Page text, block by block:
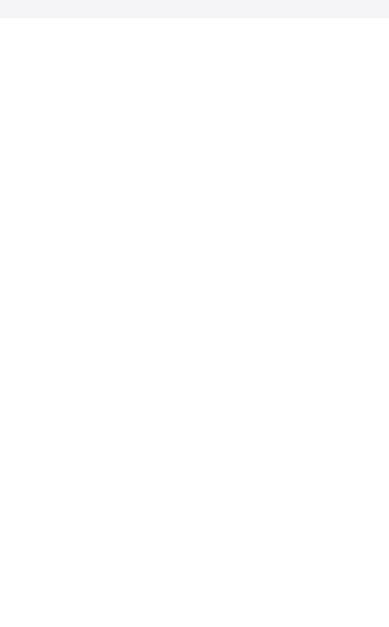
Sos. Bucuresti-Ploiesti, Bucarest Business Park, Corps B, Rez-de-
et qui réalise le développement du solutions d’automatisation de
termes « nous », « notre », « nôtres » font référence à DocProcess.
disponibles sur ce site, à condition d’accepter tous les termes, conditions,
» et vous êtes d’accord pour respecter les termes et conditions suivantes
et/ou ceux disponibles sur le hyperlink. Ces Termes et conditions sont
ou clients.
d’utiliser notre site web. En accédant ou utilisant toute partie du site web,
des Termes et conditions sur cette page. Nous nous réservons le droit de
jour et/ou des modifications sur notre site web. Il est de votre responsabilité
la publication de toute modification constitue l’acceptation de ces
commerciale qui est enregistrée à tout moment sur le site ou qui
réception d’informations périodiques (newsletter) et s’engage implicitement
produits commercialisés sur le site selon les options de l’utilisateur.
de bonne foi, aux informations et à la fourniture des produits et services
associés et combinaisons avec n’importe quel mot ou symbole
du site, dont ou il a acquis le droit de les utiliser, à l’exception des
d’autres entités.
pas intervenir, modifier ou supprimer son contenu (texte, images,
autre droit de propriété intellectuelle.
par quelque moyen que ce soit, effectués à des fins commerciales des